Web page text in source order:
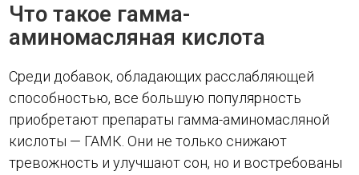
Что такое гамма-
аминомасляная кислота
Среди добавок, обладающих расслабляющей
способностью, все большую популярность
приобретают препараты гамма-аминомасляной
кислоты — ГАМК. Они не только снижают
тревожность и улучшают сон, но и востребованы